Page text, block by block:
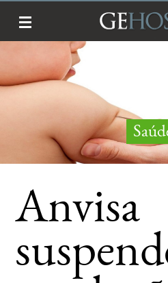
Anvisa